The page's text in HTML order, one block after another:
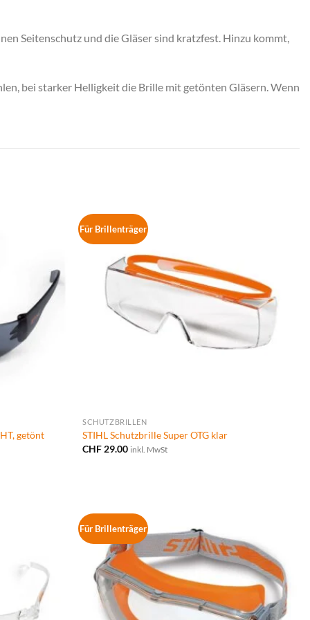
Seitenschutz und die Gläser sind kratzfest. Hinzu kommt,
bei starker Helligkeit die Brille mit getönten Gläsern. Wenn
getönt
Für Brillenträger
SCHUTZBRILLEN
STIHL Schutzbrille Super OTG klar
CHF 29.00 inkl. MwSt
Für Brillenträger